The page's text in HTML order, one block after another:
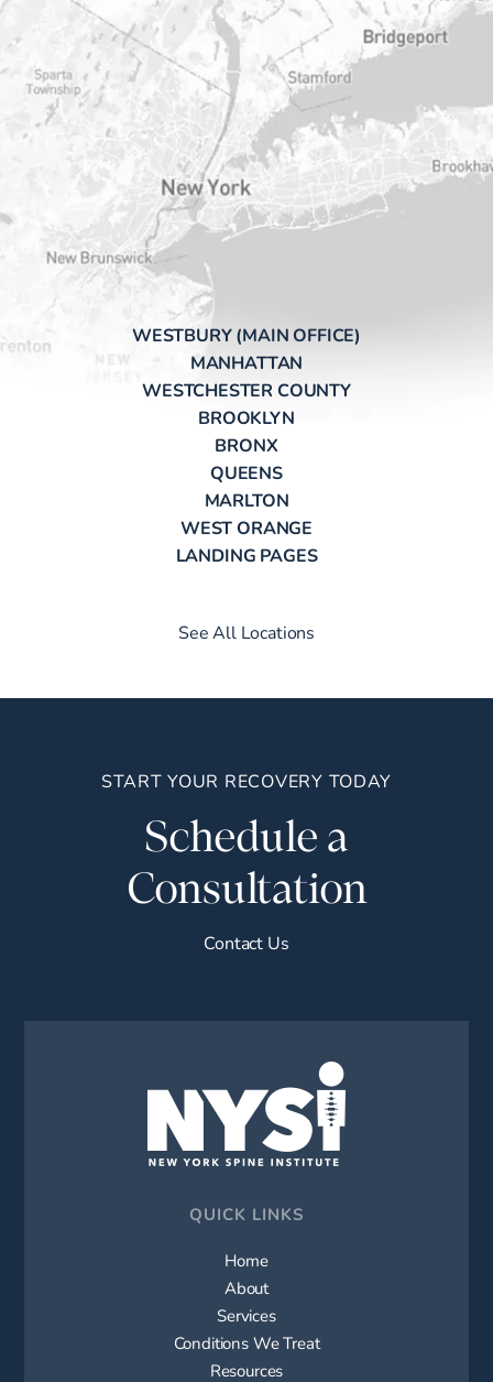
WESTBURY (MAIN OFFICE)
MANHATTAN
WESTCHESTER COUNTY
BROOKLYN
BRONX
QUEENS
MARLTON
WEST ORANGE
LANDING PAGES
See All Locations
START YOUR RECOVERY TODAY
Schedule a
Consultation
Contact Us
QUICK LINKS
Home
About
Services
Conditions We Treat
Resources